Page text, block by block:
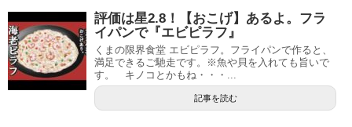
評価は星2.8！【おこげ】あるよ。フラ
イパンで『エビピラフ』
くまの限界食堂 エビピラフ。フライパンで作ると、
満足できるご馳走です。※魚や貝を入れても旨いで
す。 キノコとかもね・・・...
記事を読む